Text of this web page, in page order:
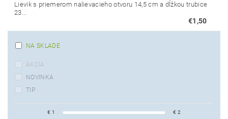
Lievik s priemerom nalievacieho otvoru 14,5 cm a dĺžkou trubice
23...
€1,50
NA SKLADE
AKCIA
NOVINKA
TIP
€ 1 € 2